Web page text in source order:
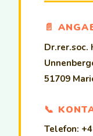
📄
Dr.rer.soc.
51709
📞
Telefon: